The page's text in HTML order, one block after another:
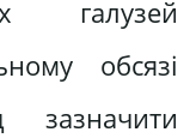
галузей
обсязі
зазначити